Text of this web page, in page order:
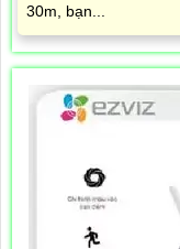
30m, bạn...